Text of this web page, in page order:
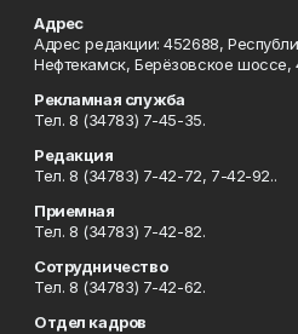
Адрес
Адрес редакции: 452688,
Нефтекамск, Берёзовское шоссе,
Рекламная служба
Тел. 8 (34783) 7-45-35.
Редакция
Тел. 8 (34783) 7-42-72, 7-42-92..
Приемная
Тел. 8 (34783) 7-42-82.
Сотрудничество
Тел. 8 (34783) 7-42-62.
Отдел кадров